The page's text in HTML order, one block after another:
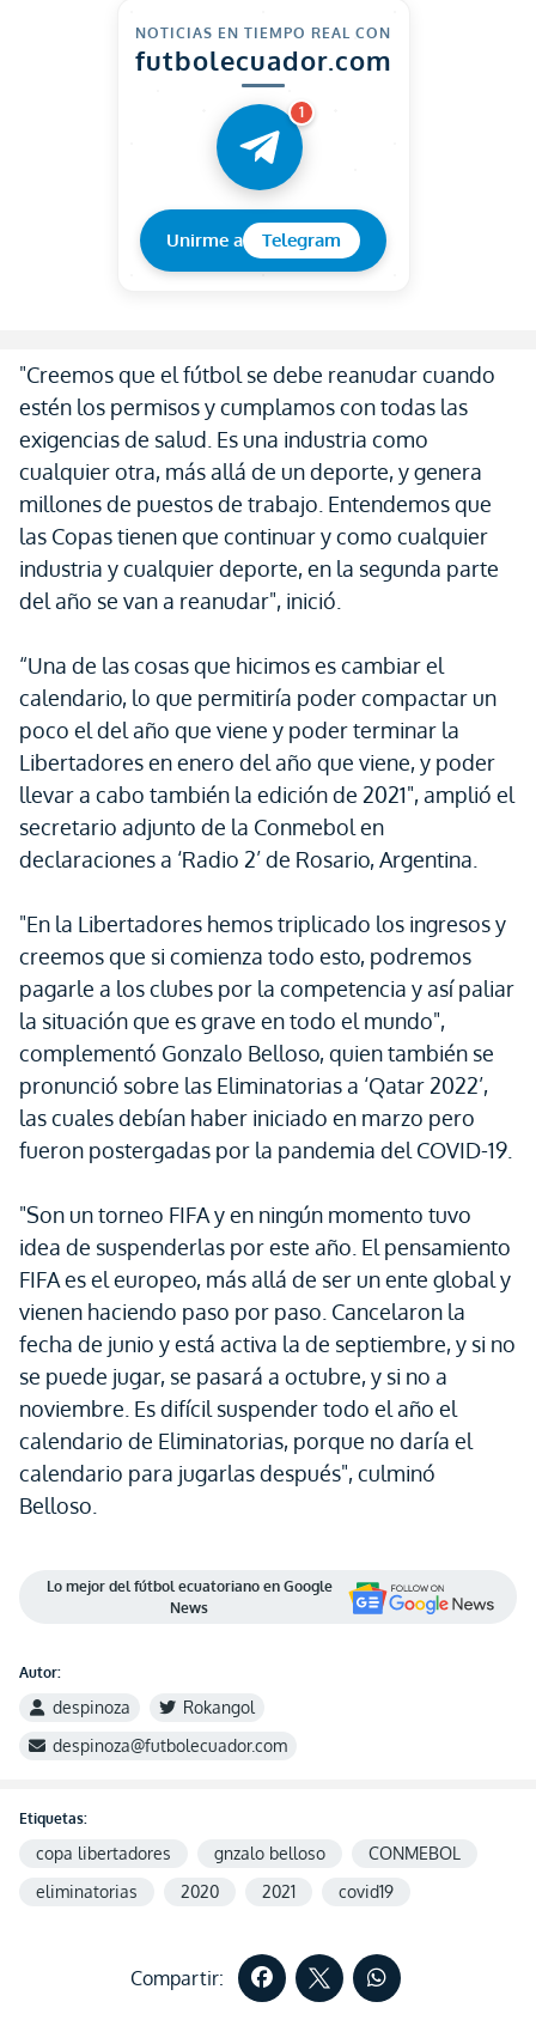
NOTICIAS EN TIEMPO REAL CON
futbolecuador.com
1
Unirme a Telegram
"Creemos que el fútbol se debe reanudar cuando
estén los permisos y cumplamos con todas las
exigencias de salud. Es una industria como
cualquier otra, más allá de un deporte, y genera
millones de puestos de trabajo. Entendemos que
las Copas tienen que continuar y como cualquier
industria y cualquier deporte, en la segunda parte
del año se van a reanudar", inició.
“Una de las cosas que hicimos es cambiar el
calendario, lo que permitiría poder compactar un
poco el del año que viene y poder terminar la
Libertadores en enero del año que viene, y poder
llevar a cabo también la edición de 2021", amplió el
secretario adjunto de la Conmebol en
declaraciones a ‘Radio 2’ de Rosario, Argentina.
"En la Libertadores hemos triplicado los ingresos y
creemos que si comienza todo esto, podremos
pagarle a los clubes por la competencia y así paliar
la situación que es grave en todo el mundo",
complementó Gonzalo Belloso, quien también se
pronunció sobre las Eliminatorias a ‘Qatar 2022’,
las cuales debían haber iniciado en marzo pero
fueron postergadas por la pandemia del COVID-19.
"Son un torneo FIFA y en ningún momento tuvo
idea de suspenderlas por este año. El pensamiento
FIFA es el europeo, más allá de ser un ente global y
vienen haciendo paso por paso. Cancelaron la
fecha de junio y está activa la de septiembre, y si no
se puede jugar, se pasará a octubre, y si no a
noviembre. Es difícil suspender todo el año el
calendario de Eliminatorias, porque no daría el
calendario para jugarlas después", culminó
Belloso.
Lo mejor del fútbol ecuatoriano en Google
News
Autor:
despinoza
Rokangol
despinoza@futbolecuador.com
Etiquetas:
copa libertadores gnzalo belloso
CONMEBOL
eliminatorias
2020 2021 covid19
Compartir: